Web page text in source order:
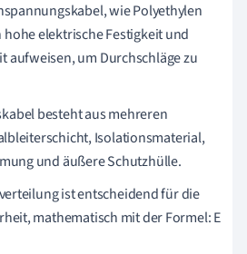
wie Polyethylen
hohe elektrische Festigkeit und
aufweisen, um Durchschläge zu
besteht aus mehreren
Isolationsmaterial,
und äußere Schutzhülle.
ist entscheidend für die
mathematisch mit der Formel: E